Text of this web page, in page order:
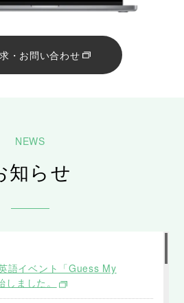
・お問い合わせ
知らせ
語イベント「Guess My
ました。